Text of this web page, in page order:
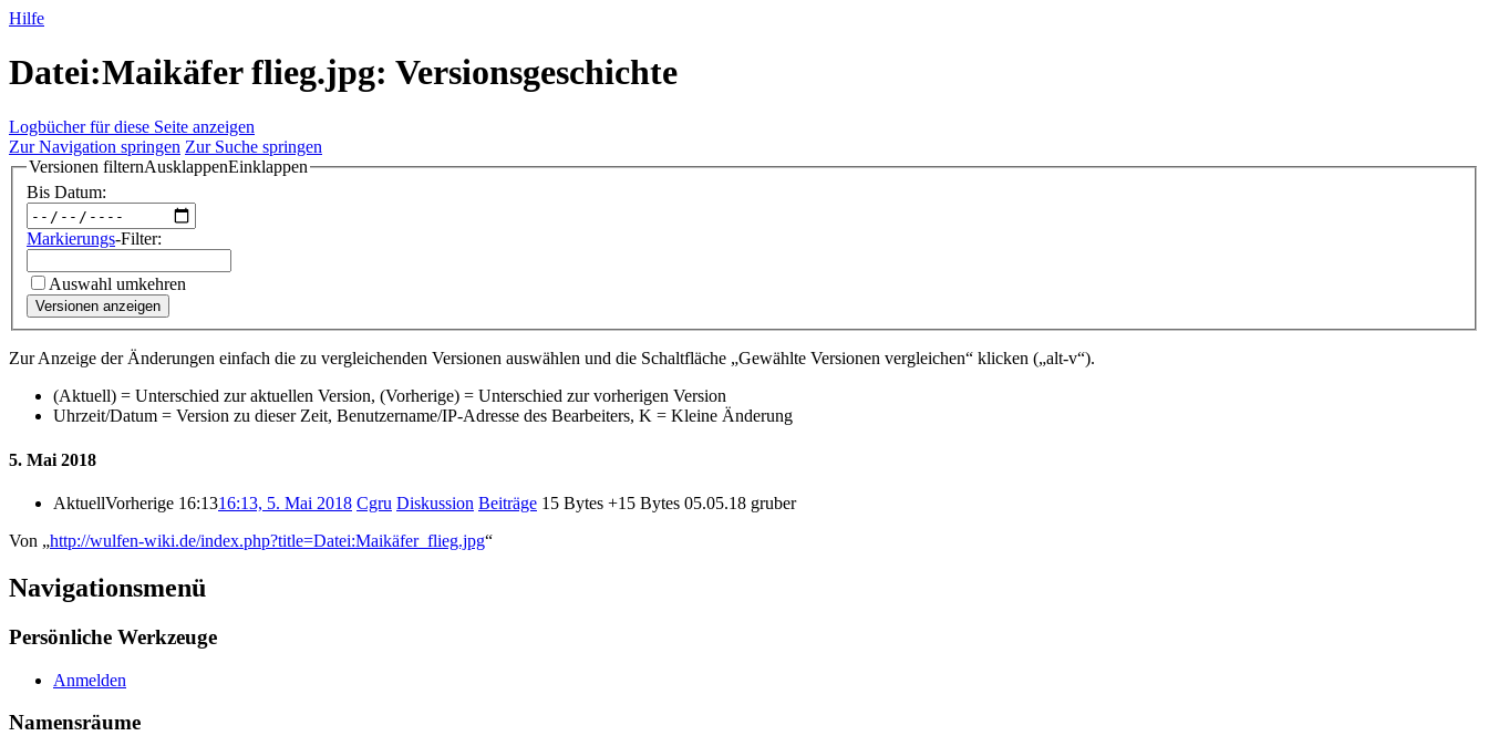
Hilfe
Datei:Maikäfer flieg.jpg: Versionsgeschichte
Logbücher für diese Seite anzeigen
Zur Navigation springen Zur Suche springen
Versionen filternAusklappenEinklappen
Bis Datum:
Markierungs-Filter:
Auswahl umkehren
Versionen anzeigen
Zur Anzeige der Änderungen einfach die zu vergleichenden Versionen auswählen und die Schaltfläche „Gewählte Versionen vergleichen“ klicken („alt-v“).
(Aktuell) = Unterschied zur aktuellen Version, (Vorherige) = Unterschied zur vorherigen Version
Uhrzeit/Datum = Version zu dieser Zeit, Benutzername/IP-Adresse des Bearbeiters, K = Kleine Änderung
5. Mai 2018
AktuellVorherige 16:1316:13, 5. Mai 2018 Cgru Diskussion Beiträge 15 Bytes +15 Bytes 05.05.18 gruber
Von „http://wulfen-wiki.de/index.php?title=Datei:Maikäfer_flieg.jpg“
Navigationsmenü
Persönliche Werkzeuge
Anmelden
Namensräume